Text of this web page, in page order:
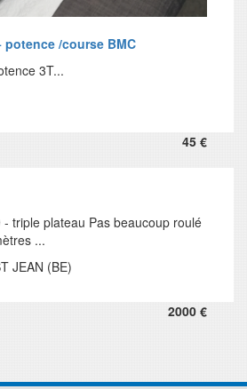
potence /course BMC
3T...
45 €
- triple plateau Pas beaucoup roulé
...
JEAN (BE)
2000 €